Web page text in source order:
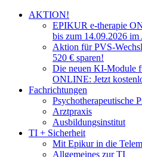
AKTION!
EPIKUR e-therapie
bis zum 14.09.2026 im
Aktion für PVS-
520 € sparen!
Die neuen KI-Module
ONLINE: Jetzt
Fachrichtungen
Psychotherapeutische
Arztpraxis
Ausbildungsinstitut
TI + Sicherheit
Mit Epikur in die
Allgemeines zur TI